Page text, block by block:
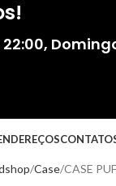
,
Case CASE